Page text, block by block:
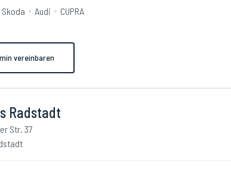
Skoda Audi CUPRA
vereinbaren
Radstadt
Str. 37